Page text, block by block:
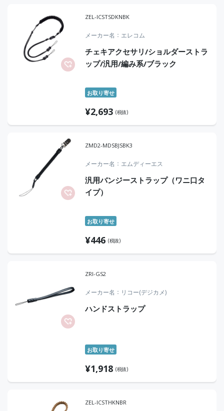
ZEL-ICSTSDKNBK
メーカー名 エレコム
チェキアクセサリ/ショルダーストラ
ップ/汎用/編み系/ブラック
お取り寄せ
¥2,693 (税抜)
ZMD2-MDSBJSBK3
メーカー名 エムディーエス
汎用バンジーストラップ（ワニ口タ
イプ）
お取り寄せ
¥446 (税抜)
ZRI-GS2
メーカー名 リコー(デジカメ)
ハンドストラップ
お取り寄せ
¥1,918 (税抜)
ZEL-ICSTHKNBR